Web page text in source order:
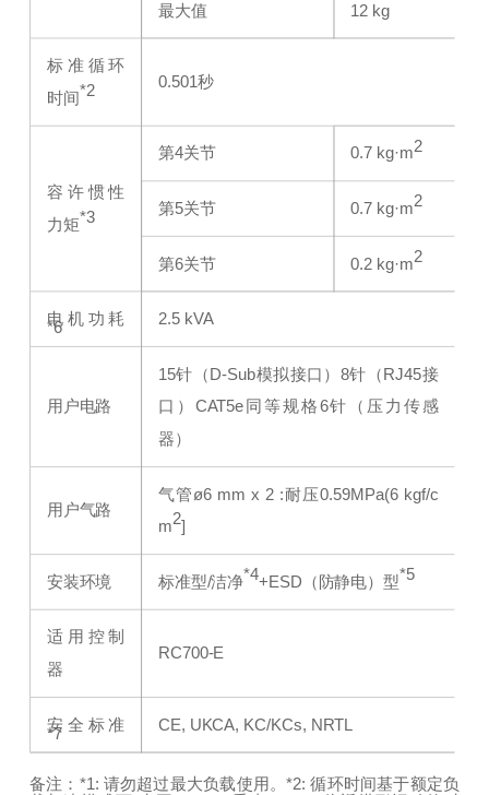
最大值 12 kg
标准循环
时间*2 0.501秒
容许惯性
力矩*3
第4关节 0.7 kg·m2
第5关节 0.7 kg·m2
第6关节 0.2 kg·m2
电机功耗
*6 2.5 kVA
用户电路
15针（D-Sub模拟接口） 8针（RJ45接
口）CAT5e同等规格6针（压力传感
器）
用户气路
气管ø6 mm x 2 :耐压0.59MPa(6 kgf/c
m2]
安装环境 标准型/洁净*4+ESD（防静电）型*5
适用控制
器
RC700-E
安全标准
*7 CE, UKCA, KC/KCs, NRTL
备注： *1: 请勿超过最大负载使用。*2: 循环时间基于额定负